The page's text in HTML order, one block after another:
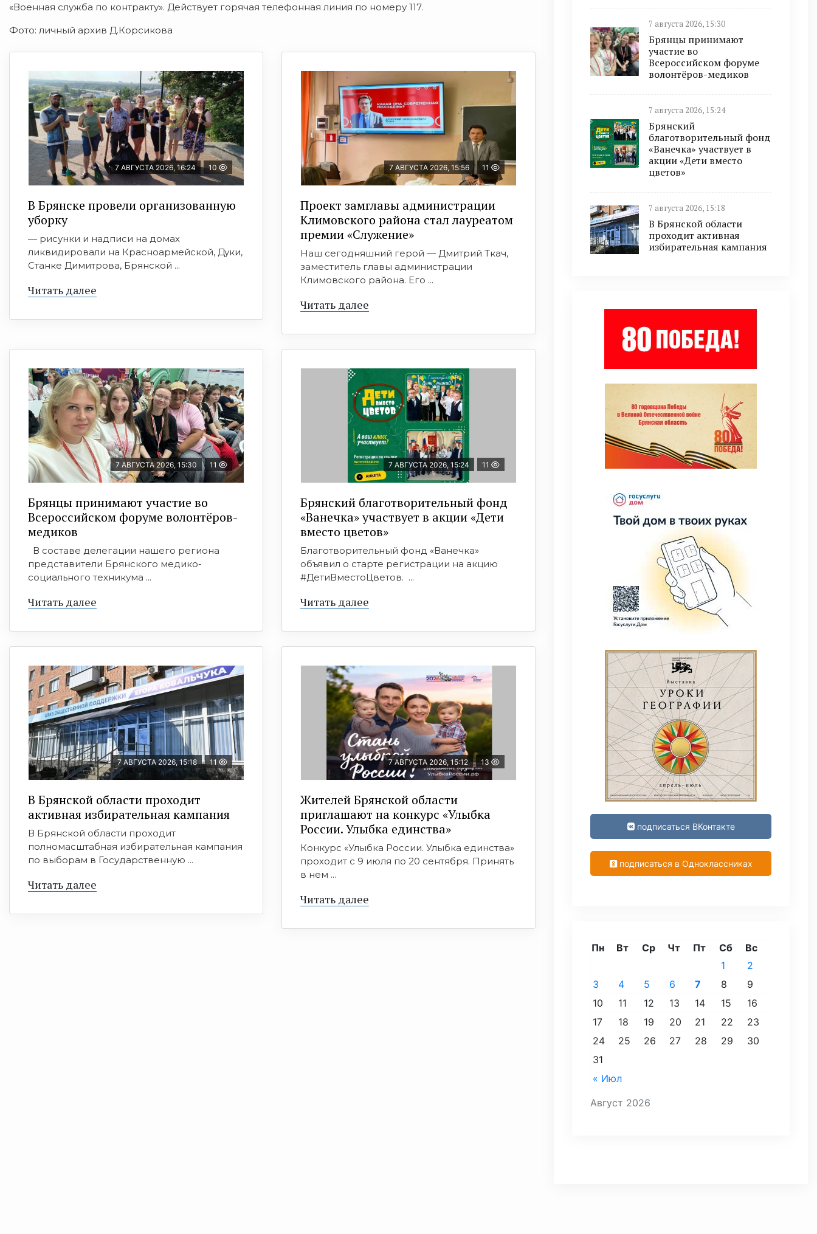
«Военная служба по контракту». Действует горячая телефонная линия по номеру 117.
Фото: личный архив Д.Корсикова
7 АВГУСТА 2026, 16:24 10
В Брянске провели организованную
уборку
— рисунки и надписи на домах
ликвидировали на Красноармейской, Дуки,
Станке Димитрова, Брянской ...
Читать далее
7 АВГУСТА 2026, 15:56 11
Проект замглавы администрации
Климовского района стал лауреатом
премии «Служение»
Наш сегодняшний герой — Дмитрий Ткач,
заместитель главы администрации
Климовского района. Его ...
Читать далее
7 АВГУСТА 2026, 15:30 11
Брянцы принимают участие во
Всероссийском форуме волонтёров-
медиков
В составе делегации нашего региона
представители Брянского медико-
социального техникума ...
Читать далее
7 АВГУСТА 2026, 15:24 11
Брянский благотворительный фонд
«Ванечка» участвует в акции «Дети
вместо цветов»
Благотворительный фонд «Ванечка»
объявил о старте регистрации на акцию
#ДетиВместоЦветов. ...
Читать далее
7 АВГУСТА 2026, 15:18 11
В Брянской области проходит
активная избирательная кампания
В Брянской области проходит
полномасштабная избирательная кампания
по выборам в Государственную ...
Читать далее
7 АВГУСТА 2026, 15:12 13
Жителей Брянской области
приглашают на конкурс «Улыбка
России. Улыбка единства»
Конкурс «Улыбка России. Улыбка единства»
проходит с 9 июля по 20 сентября. Принять
в нем ...
Читать далее
7 августа 2026, 15:30
Брянцы принимают
участие во
Всероссийском форуме
волонтёров-медиков
7 августа 2026, 15:24
Брянский
благотворительный фонд
«Ванечка» участвует в
акции «Дети вместо
цветов»
7 августа 2026, 15:18
В Брянской области
проходит активная
избирательная кампания
подписаться ВКонтакте
подписаться в Одноклассниках
Август 2026
Пн Вт Ср Чт Пт Сб Вс
« Июл
1
2
3
4 5 6 7 8
9
10
11 12 13 14 15
16
17
18 19 20 21 22
23
24
25 26 27 28 29
30
31